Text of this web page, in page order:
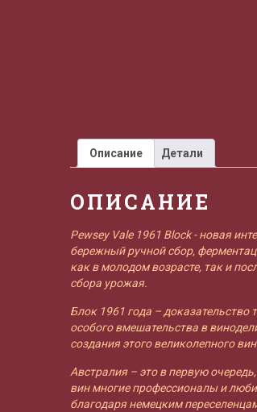
Описание Детали
ОПИСАНИЕ
Pewsey Vale 1961 Block - новая
бережный ручной сбор,
как в молодом возрасте, так и
сбора урожая.
Блок 1961 года – доказательство
особого вмешательства в
создания этого великолепного
Австралия – это в первую
вин многие профессионалы и
благодаря немецким